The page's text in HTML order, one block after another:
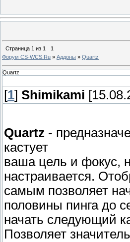
Страница 1 из 1
1
Форум CS-WCS.Ru » Аддоны » Quartz
Quartz
[1] Shimikami
Quartz -
кастует
ваша цель и фокус,
настраивается.
самым позволяет
половины пинга до
начать следующий
Позволяет